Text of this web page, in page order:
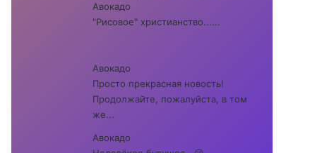
Авокадо
"Рисовое" христианство......
Авокадо
Просто прекрасная новость!
Продолжайте, пожалуйста, в том
же...
Авокадо